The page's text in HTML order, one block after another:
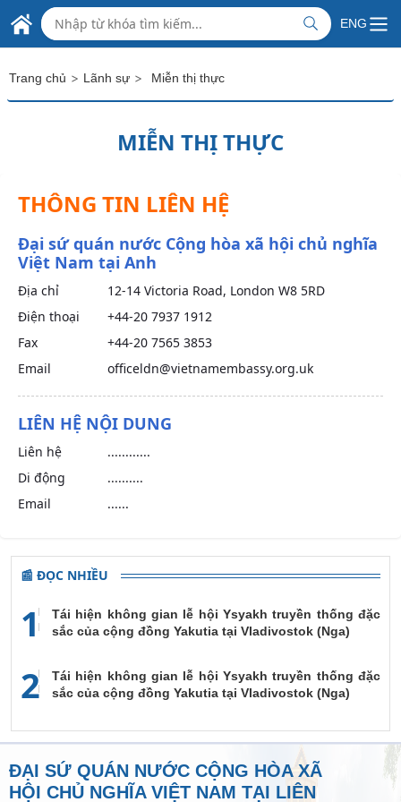
Skip to Main Content
ĐẠI SỨ QUÁN VIỆT NAM
LIÊN HIỆP VƯƠNG QUỐC ANH VÀ BẮC AI-LEN
ENG
Trang chủ > Lãnh sự > Miễn thị thực
MIỄN THỊ THỰC
THÔNG TIN LIÊN HỆ
Đại sứ quán nước Cộng hòa xã hội chủ nghĩa
Việt Nam tại Anh
Địa chỉ
12-14 Victoria Road, London W8 5RD
Điện thoại
+44-20 7937 1912
Fax
+44-20 7565 3853
Email
officeldn@vietnamembassy.org.uk
LIÊN HỆ NỘI DUNG
Liên hệ
............
Di động
..........
Email
......
📰 ĐỌC NHIỀU
1
Tái hiện không gian lễ hội Ysyakh truyền thống đặc
sắc của cộng đồng Yakutia tại Vladivostok (Nga)
2
Tái hiện không gian lễ hội Ysyakh truyền thống đặc
sắc của cộng đồng Yakutia tại Vladivostok (Nga)
ĐẠI SỨ QUÁN NƯỚC CỘNG HÒA XÃ
HỘI CHỦ NGHĨA VIỆT NAM TẠI LIÊN